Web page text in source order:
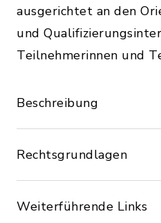
ausgerichtet an den
und
Teilnehmerinnen und
Beschreibung
Rechtsgrundlagen
Weiterführende Links